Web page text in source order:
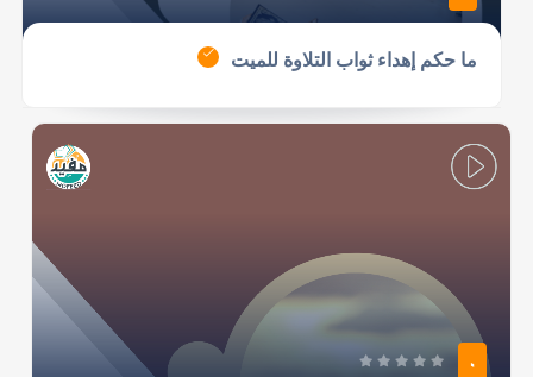
ما حكم إهداء ثواب التلاوة للميت
0